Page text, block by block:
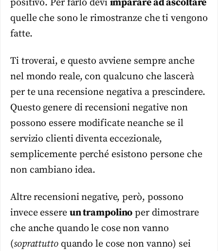
positivo. Per farlo devi imparare ad ascoltare
quelle che sono le rimostranze che ti vengono
fatte.
Ti troverai, e questo avviene sempre anche
nel mondo reale, con qualcuno che lascerà
per te una recensione negativa a prescindere.
Questo genere di recensioni negative non
possono essere modificate neanche se il
servizio clienti diventa eccezionale,
semplicemente perché esistono persone che
non cambiano idea.
Altre recensioni negative, però, possono
invece essere un trampolino per dimostrare
che anche quando le cose non vanno
(soprattuttoquando le cose non vanno) sei